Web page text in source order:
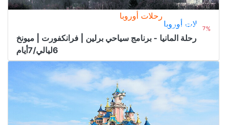
7%
رحلات أوروبا
من
4.000﷼
رحلات أوروبا
رحلة المانيا - برنامج سياحي برلين | فرانكفورت | ميونخ
6ليالي/7أيام